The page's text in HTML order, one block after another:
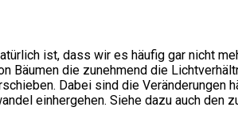
ist, dass wir es häufig gar nicht
Bäumen die zunehmend die
Dabei sind die Veränderungen
einhergehen. Siehe dazu auch den